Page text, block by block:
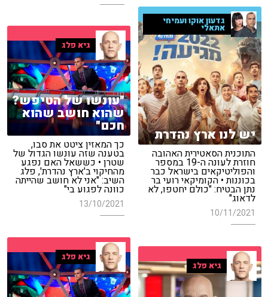
גדעון אוקו ועמיחי
אתאלי
יש לנו ארץ נהדרת
התוכנית הסאטירית האהובה
חוזרת לעונה ה-19 במספר
והפוליטיקאים בישראל כבר
בכוננות • הקומיקאי רועי בר
נתן הבטיח: "כולם יחטפו, לא
לדאוג"
10/11/2021
גיא פלג
"עונשו של הטיפש?
שהוא חושב שהוא
חכם"
כך המאזין ציטט את סבו,
בטענה שזה עונשו הגדול של
שטרן • כששאל האם נפגע
מהחיקוי ב'ארץ נהדרת', פלג
השיב: "אני לא חושב שהייתה
כוונה לפגוע בי"
13/10/2021
גיא פלג
גיא פלג